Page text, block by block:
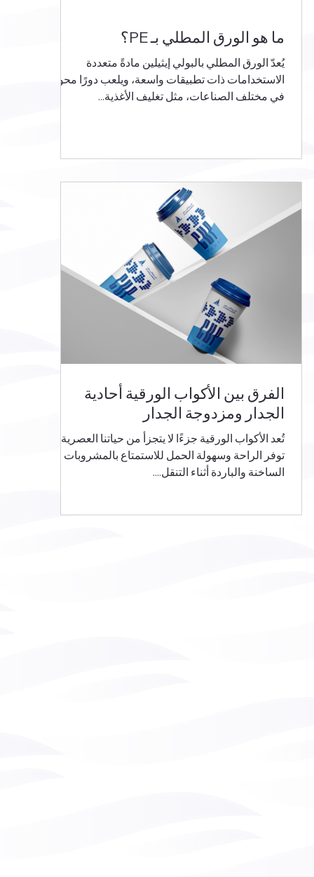
ما هو الورق المطلي بـ PE؟
يُعدّ الورق المطلي بالبولي إيثيلين مادةً متعددة
الاستخدامات ذات تطبيقات واسعة، ويلعب دورًا محوريًا
في مختلف الصناعات، مثل تغليف الأغذية...
الفرق بين الأكواب الورقية أحادية
الجدار ومزدوجة الجدار
تُعد الأكواب الورقية جزءًا لا يتجزأ من حياتنا العصرية، إذ
توفر الراحة وسهولة الحمل للاستمتاع بالمشروبات
الساخنة والباردة أثناء التنقل....